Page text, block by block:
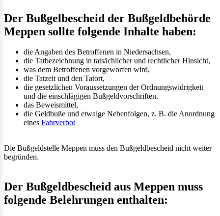
Der Bußgelbescheid der Bußgeldbehörde
Meppen sollte folgende Inhalte haben:
die Angaben des Betroffenen in Niedersachsen,
die Tatbezeichnung in tatsächlicher und rechtlicher Hinsicht,
was dem Betroffenen vorgeworfen wird,
die Tatzeit und den Tatort,
die gesetzlichen Voraussetzungen der Ordnungswidrigkeit
und die einschlägigen Bußgeldvorschriften,
das Beweismittel,
die Geldbuße und etwaige Nebenfolgen, z. B. die Anordnung
eines Fahrverbot
Die Bußgeldstelle Meppen muss den Bußgeldbescheid nicht weiter
begründen.
Der Bußgeldbescheid aus Meppen muss
folgende Belehrungen enthalten: